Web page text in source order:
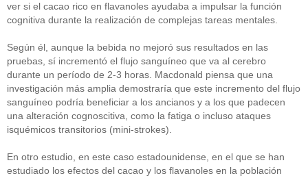
ver si el cacao rico en flavanoles ayudaba a impulsar la función
cognitiva durante la realización de complejas tareas mentales.
Según él, aunque la bebida no mejoró sus resultados en las
pruebas, sí incrementó el flujo sanguíneo que va al cerebro
durante un período de 2-3 horas. Macdonald piensa que una
investigación más amplia demostraría que este incremento del flujo
sanguíneo podría beneficiar a los ancianos y a los que padecen
una alteración cognoscitiva, como la fatiga o incluso ataques
isquémicos transitorios (mini-strokes).
En otro estudio, en este caso estadounidense, en el que se han
estudiado los efectos del cacao y los flavanoles en la población